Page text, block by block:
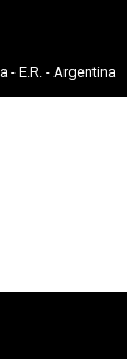
- E.R. - Argentina